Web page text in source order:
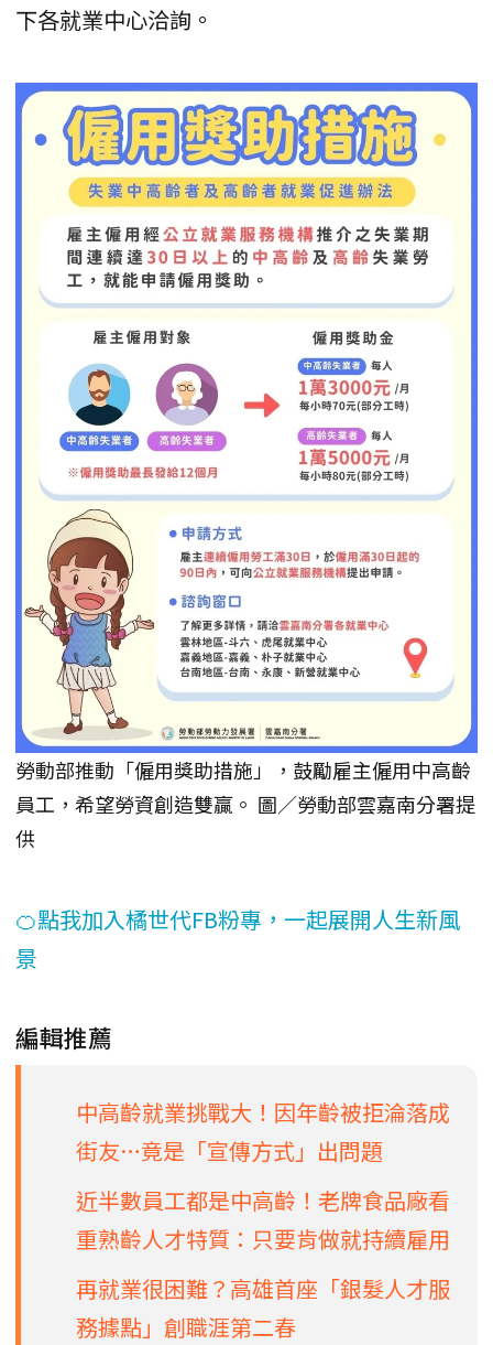
下各就業中心洽詢。
勞動部推動「僱用獎助措施」，鼓勵雇主僱用中高齡
員工，希望勞資創造雙贏。 圖／勞動部雲嘉南分署提
供
🍊點我加入橘世代FB粉專，一起展開人生新風
景
編輯推薦
中高齡就業挑戰大！因年齡被拒淪落成
街友…竟是「宣傳方式」出問題
近半數員工都是中高齡！老牌食品廠看
重熟齡人才特質：只要肯做就持續雇用
再就業很困難？高雄首座「銀髮人才服
務據點」創職涯第二春